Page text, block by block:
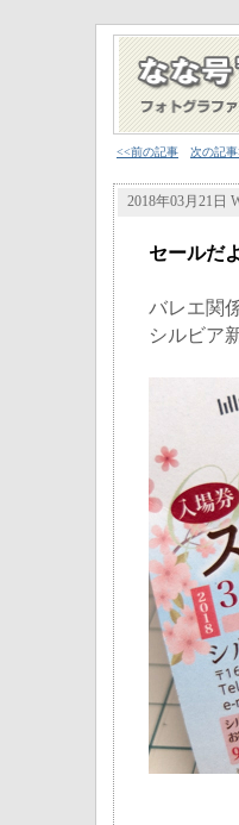
<<前の記事 次の記事
2018年03月21日
セールだ
バレエ関
シルビア